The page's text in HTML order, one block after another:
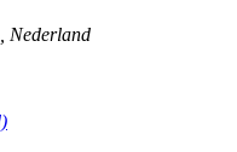
Nederland